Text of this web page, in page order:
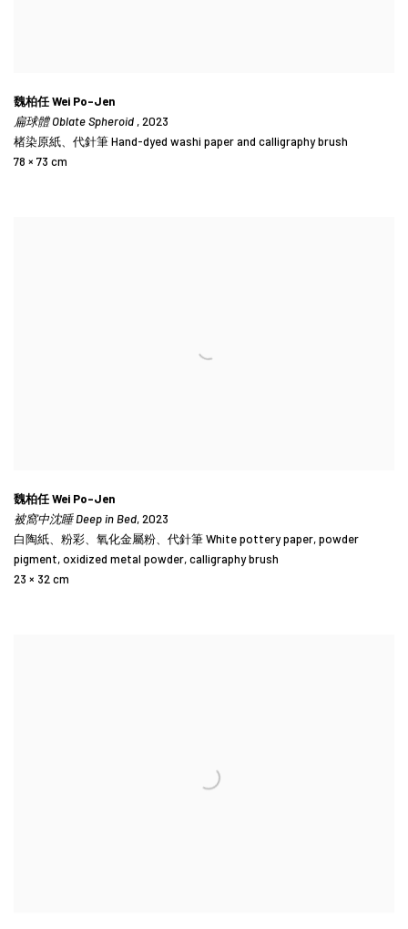
魏柏任 Wei Po-Jen
扁球體 Oblate Spheroid , 2023
楮染原紙、代針筆 Hand-dyed washi paper and calligraphy brush
78 × 73 cm
魏柏任 Wei Po-Jen
被窩中沈睡 Deep in Bed, 2023
白陶紙、粉彩、氧化金屬粉、代針筆 White pottery paper, powder
pigment, oxidized metal powder, calligraphy brush
23 × 32 cm